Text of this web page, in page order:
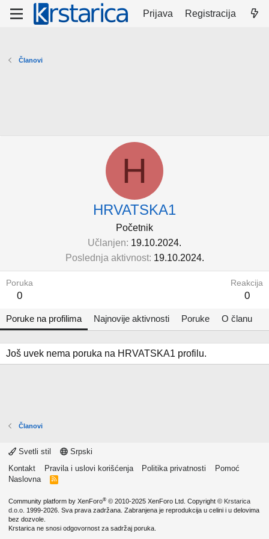
Prijava Registracija
Članovi
H
HRVATSKA1
Početnik
Učlanjen 19.10.2024.
Poslednja aktivnost 19.10.2024.
Poruka
0
Reakcija
0
Poruke na profilima Najnovije aktivnosti Poruke O članu
Još uvek nema poruka na HRVATSKA1 profilu.
Članovi
Svetli stil
Srpski
Kontakt
Pravila i uslovi korišćenja Politika privatnosti
Pomoć
Naslovna
R
Community platform by XenForo® © 2010-2025 XenForo Ltd. Copyright © Krstarica
d.o.o. 1999-2026. Sva prava zadržana. Zabranjena je reprodukcija u celini i u delovima
bez dozvole.
Krstarica ne snosi odgovornost za sadržaj poruka.